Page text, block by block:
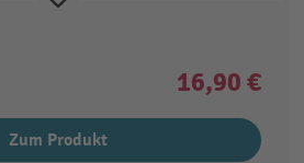
16,90 €
Zum Produkt